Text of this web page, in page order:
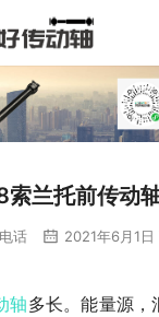
兰托前传动
话 2021年6月1
轴多长。能量源，